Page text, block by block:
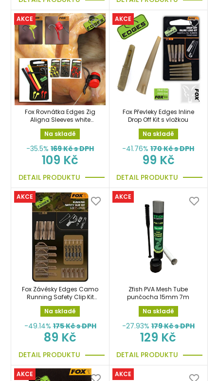
AKCE
Fox Rovnátka Edges Zig
Aligna Sleeves white
sada
Na skladě
-35.5% 169Kč s DPH
109 Kč
DETAIL PRODUKTU
AKCE
Fox Převleky Edges Inline
Drop Off Kit s vložkou
Na skladě
-41.76% 170Kč s DPH
99 Kč
DETAIL PRODUKTU
AKCE
Fox Závěsky Edges Camo
Running Safety Clip Kit
sada
Na skladě
-49.14% 175Kč s DPH
89 Kč
DETAIL PRODUKTU
AKCE
Zfish PVA Mesh Tube
punčocha 15mm 7m
Na skladě
-27.93% 179Kč s DPH
129 Kč
DETAIL PRODUKTU
AKCE AKCE